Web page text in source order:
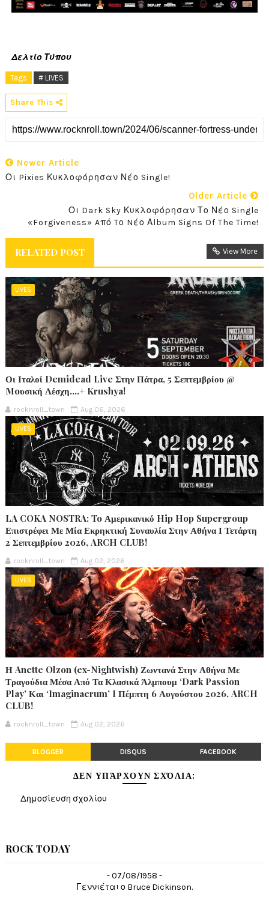
Δελτίο Τύπου
Tags # LIVES
Share This
Newer Article
Οι Pixies Κυκλοφόρησαν Νέο Single!
Older Article
Οι Dark Sky Κυκλοφόρησαν Το Νέο Single
«Forgiveness» Aπό Tο Nέο Αlbum Signs Of The Time!
RELATED POST View More
LIVES
Οι Ιταλοί Demidead Live Στην Πάτρα, 5 Σεπτεμβρίου @
Moυσική Λέσχη….+ Krushya!
rocknroll_town Aug 06, 2026
LIVES
LA COKA NOSTRA: To Αμερικανικό Hip Hop Supergroup
Επιστρέφει Με Μία Εκρηκτική Συναυλία Στην Αθήνα Ι Τετάρτη
2 Σεπτεμβρίου 2026, ARCH CLUB!
rocknroll_town Aug 02, 2026
LIVES
Η Anette Olzon (ex-Nightwish) Ζωντανά Στην Αθήνα Με
Τραγούδια Μέσα Από Τα Κλασικά Άλμπουμ ‘Dark Passion
Play’ Και ‘Imaginaerum’ I Πέμπτη 6 Αυγούστου 2026, ARCH
CLUB!
rocknroll_town Aug 02, 2026
BLOGGER DISQUS FACEBOOK
ΔΕΝ ΥΠΆΡΧΟΥΝ ΣΧΌΛΙΑ:
Δημοσίευση σχολίου
ROCK TODAY
- 07/08/1958 -
Γεννιέται ο Bruce Dickinson.